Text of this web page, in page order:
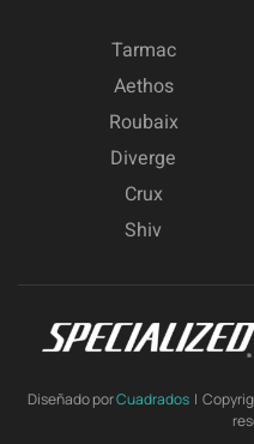
Tarmac
Aethos
Roubaix
Diverge
Crux
Shiv
Diseñado porCuadrados |